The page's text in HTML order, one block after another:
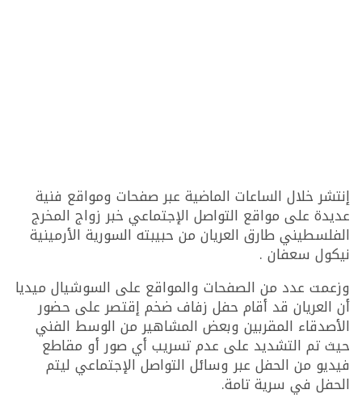
إنتشر خلال الساعات الماضية عبر صفحات ومواقع فنية
عديدة على مواقع التواصل الإجتماعي خبر زواج المخرج
الفلسطيني طارق العريان من حبيبته السورية الأرمينية
نيكول سعفان .
وزعمت عدد من الصفحات والمواقع على السوشيال ميديا
أن العريان قد أقام حفل زفاف ضخم إقتصر على حضور
الأصدقاء المقربين وبعض المشاهير من الوسط الفني
حيث تم التشديد على عدم تسريب أي صور أو مقاطع
فيديو من الحفل عبر وسائل التواصل الإجتماعي ليتم
الحفل في سرية تامة.